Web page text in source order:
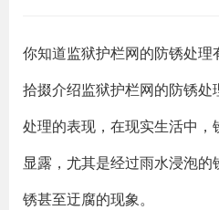
你知道监狱护栏网的防锈处理
拾掇介绍监狱护栏网的防锈
处理的表现，在现实生活中
显露，尤其是经过雨水浸泡
锈甚至迂腐的现象。